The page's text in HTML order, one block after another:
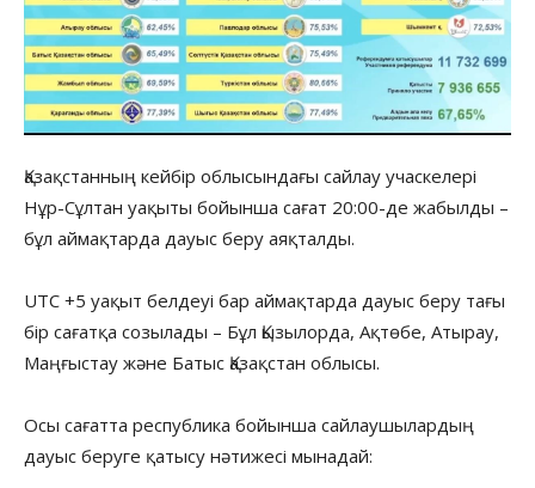
Қазақстанның кейбір облысындағы сайлау учаскелері
Нұр-Сұлтан уақыты бойынша сағат 20:00-де жабылды –
бұл аймақтарда дауыс беру аяқталды.
UTC +5 уақыт белдеуі бар аймақтарда дауыс беру тағы
бір сағатқа созылады – Бұл Қызылорда, Ақтөбе, Атырау,
Маңғыстау және Батыс Қазақстан облысы.
Осы сағатта республика бойынша сайлаушылардың
дауыс беруге қатысу нәтижесі мынадай: